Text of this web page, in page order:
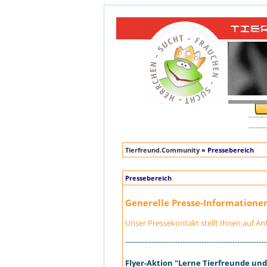
Tierfreund.Community » Pressebereich
Pressebereich
Generelle Presse-
Unser Pressekontakt stellt Ihnen auf
Flyer-Aktion "Lerne Tierfreunde